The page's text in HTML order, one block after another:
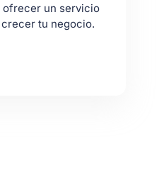
un servicio
tu negocio.